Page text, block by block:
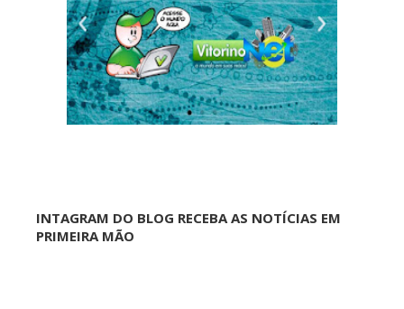
INTAGRAM DO BLOG RECEBA AS NOTÍCIAS EM
PRIMEIRA MÃO